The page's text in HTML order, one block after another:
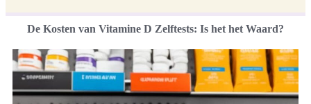
De Kosten van Vitamine D Zelftests: Is het het Waard?